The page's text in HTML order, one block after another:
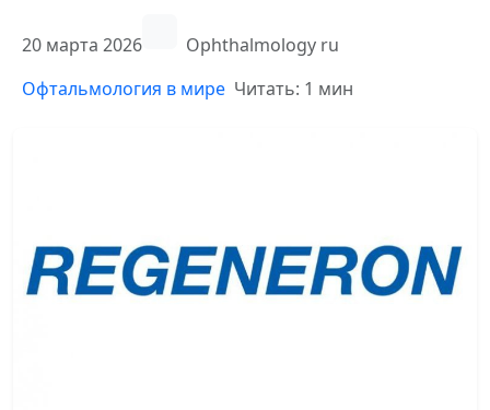
20 марта 2026
Ophthalmology ru
Офтальмология в мире Читать: 1 мин